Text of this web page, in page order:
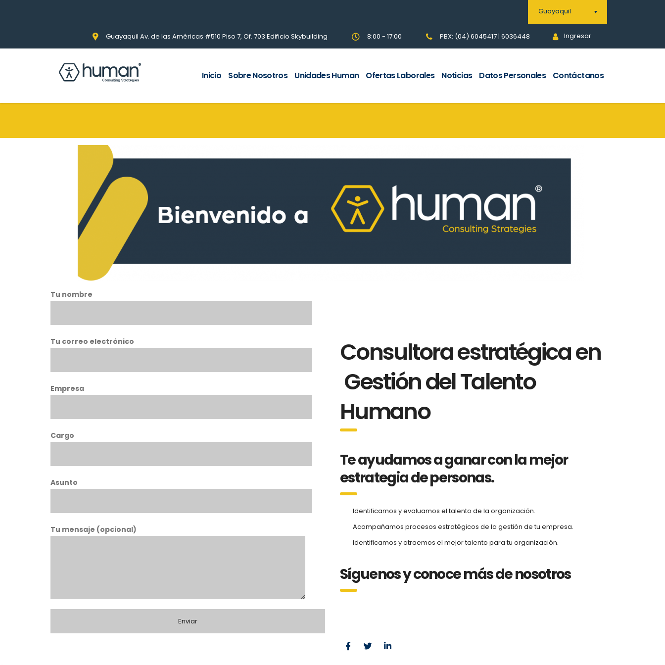
Guayaquil
Guayaquil Av. de las Américas #510 Piso 7, Of. 703 Edificio Skybuilding 8:00 - 17:00 PBX: (04) 6045417 | 6036448 Ingresar
Inicio Sobre Nosotros Unidades Human Ofertas Laborales Noticias Datos Personales Contáctanos
Tu nombre
Tu correo electrónico
Empresa
Cargo
Asunto
Tu mensaje (opcional)
Consultora estratégica en
Gestión del Talento
Humano
Te ayudamos a ganar con la mejor
estrategia de personas.
Identificamos y evaluamos el talento de la organización.
Acompañamos procesos estratégicos de la gestión de tu empresa.
Identificamos y atraemos el mejor talento para tu organización.
Síguenos y conoce más de nosotros